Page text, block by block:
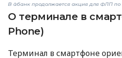
В àбанк продолжается акция для ФЛП
О терминале в
Phone)
Терминал в смартфоне